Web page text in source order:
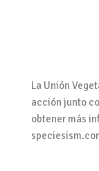
La Unión
acción junto
obtener más